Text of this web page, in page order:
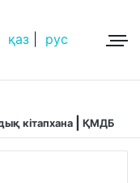
қаз рус
кітапхана ҚМДБ